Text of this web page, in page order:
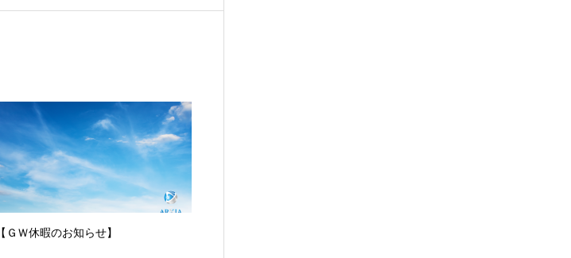
【ＧＷ休暇のお知らせ】